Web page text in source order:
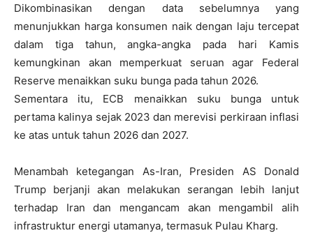
Dikombinasikan dengan data sebelumnya yang
menunjukkan harga konsumen naik dengan laju tercepat
dalam tiga tahun, angka-angka pada hari Kamis
kemungkinan akan memperkuat seruan agar Federal
Reserve menaikkan suku bunga pada tahun 2026.
Sementara itu, ECB menaikkan suku bunga untuk
pertama kalinya sejak 2023 dan merevisi perkiraan inflasi
ke atas untuk tahun 2026 dan 2027.
Menambah ketegangan As-Iran, Presiden AS Donald
Trump berjanji akan melakukan serangan lebih lanjut
terhadap Iran dan mengancam akan mengambil alih
infrastruktur energi utamanya, termasuk Pulau Kharg.